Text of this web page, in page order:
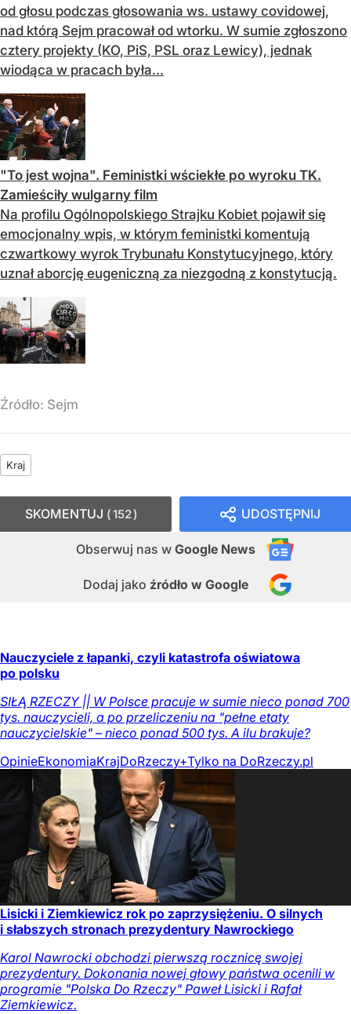
od głosu podczas głosowania ws. ustawy covidowej,
nad którą Sejm pracował od wtorku. W sumie zgłoszono
cztery projekty (KO, PiS, PSL oraz Lewicy), jednak
wiodąca w pracach była...
"To jest wojna". Feministki wściekłe po wyroku TK.
Zamieściły wulgarny film
Na profilu Ogólnopolskiego Strajku Kobiet pojawił się
emocjonalny wpis, w którym feministki komentują
czwartkowy wyrok Trybunału Konstytucyjnego, który
uznał aborcję eugeniczną za niezgodną z konstytucją.
Źródło: Sejm
Kraj
UDOSTĘPNIJ
Obserwuj nas w Google News
Dodaj jako źródło w Google
SKOMENTUJ 152
Nauczyciele z łapanki, czyli katastrofa oświatowa
po polsku
SIŁĄ RZECZY || W Polsce pracuje w sumie nieco ponad 700
tys. nauczycieli, a po przeliczeniu na "pełne etaty
nauczycielskie" – nieco ponad 500 tys. A ilu brakuje?
OpinieEkonomiaKrajDoRzeczy+Tylko na DoRzeczy.pl
Lisicki i Ziemkiewicz rok po zaprzysiężeniu. O silnych
i słabszych stronach prezydentury Nawrockiego
Karol Nawrocki obchodzi pierwszą rocznicę swojej
prezydentury. Dokonania nowej głowy państwa ocenili w
programie "Polska Do Rzeczy" Paweł Lisicki i Rafał
Ziemkiewicz.